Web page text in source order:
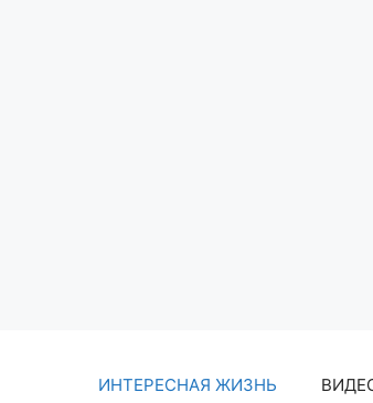
ИНТЕРЕСНАЯ ЖИЗНЬ